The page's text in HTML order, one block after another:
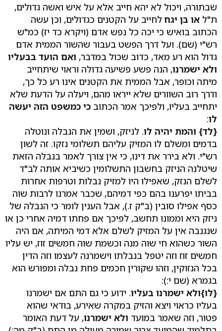
שבתורה, ויכול לא יהא חייב אלא על איש ואשה גדולים,
ת"ל או בן יגח לחייב על הקטנים כגדולים, וכן עשה
הכתוב בואיש כי יכה כל נפש אדם (ויקרא כד יז) כמ"ש
רש"י (שם). ועל דרך הפשט בעבור שהשור הממית אדם
גדול הוא רע מאד, כדוב שכול במדבר, ואם הועד בבעליו
ולא ישמרנו, הנה פשע פשיעה גדולה וראוי שיתחייב
מיתה וכופר, אבל הממית את הקטנים אינו רע כל כך,
ודרך רוב השוורים שלא ייראו מהם, ויעלה על הדעת שלא
יתחייב בעליו, ולפיכך אמר הכתוב כי כמשפט הזה יעשה
לו:
{לד} והמת יהיה לו. לניזק, ושמין את הנבלה ונוטלה
בדמים ומשלם לו המזיק עליהם תשלומי נזקו. זה לשון
רש"י. ולא בירר את דינו, כי אין צורך לאמר בנבלה הזאת
שיטלנה הניזק בחשבון התשלומין כשיביא אותה לב"ד
לשלם הנזק, שאפילו היו למזיק נבלות וטרפות אחרות
בביתו יפרענו בהם כפי דמיהם, שכבר אמרנו לרבות שוה
כסף אפילו סובין (ב"ק ז.), אבל הענין לומר כי הנבלה של
ניזק היא וממונו תחשב, לפיכך אם פחתו דמיה אחרי כן או
שנגנבה אין על המזיק לשלם אלא דמי המיתה, אם היה
השור כשהוא חי שוה מנה וכשמת שוה חמשים זוז, יש עליו
חמשים זוז וזה יטפל בנבלתו וישמרנה לעצמו וזה הדין
בכל הנזוקין, וזהו שקורין חכמים פחת נבלה ומפורש הוא
בגמרא (שם י:):
{לו}ולא ישמרנו בעליו. ידוע כי גם התם אם ישמרנו
בעליו כראוי ויצא והזיק במקרה שאירע, בודאי שהוא
פטור, וזה שאמר במועד ולא ישמרנו, על דעת האומר